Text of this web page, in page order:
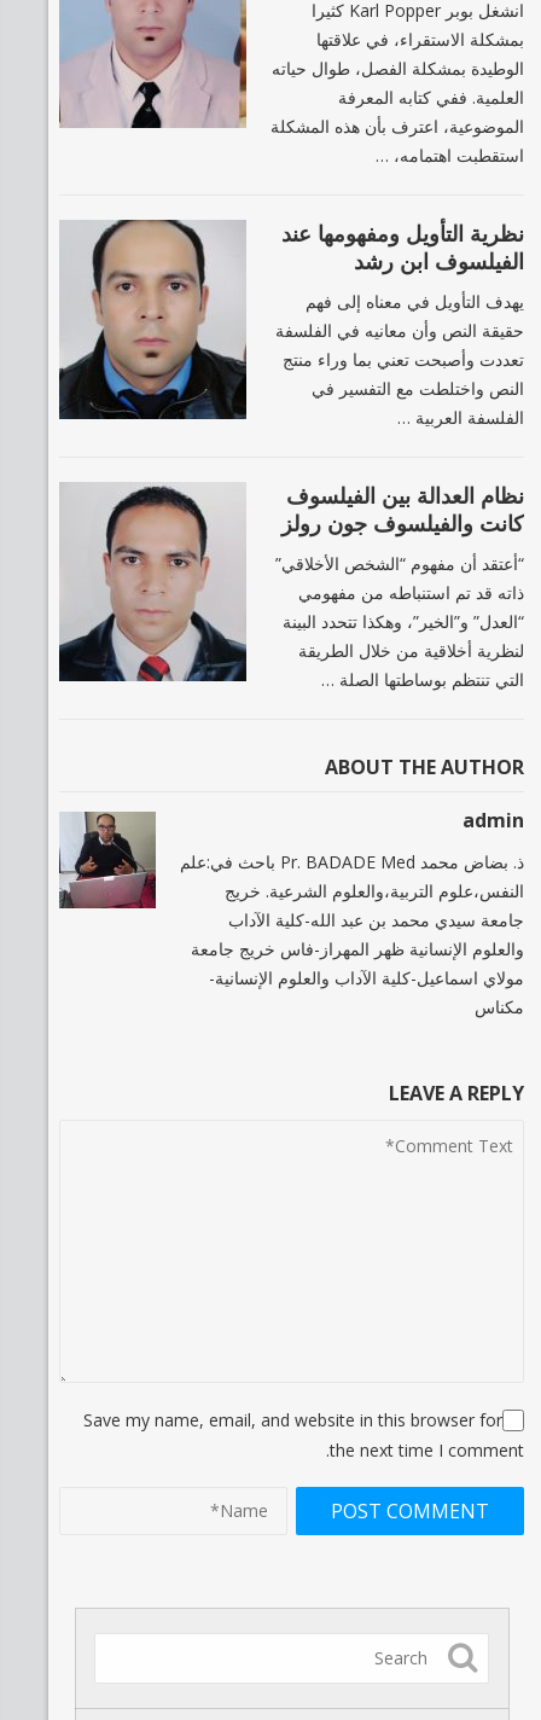
انشغل بوبر Karl Popper كثيرا
بمشكلة الاستقراء، في علاقتها
الوطيدة بمشكلة الفصل، طوال حياته
العلمية. ففي كتابه المعرفة
الموضوعية، اعترف بأن هذه المشكلة
استقطبت اهتمامه، …
نظرية التأويل ومفهومها عند
الفيلسوف ابن رشد
يهدف التأويل في معناه إلى فهم
حقيقة النص وأن معانيه في الفلسفة
تعددت وأصبحت تعني بما وراء منتج
النص واختلطت مع التفسير في
الفلسفة العربية …
نظام العدالة بين الفيلسوف
كانت والفيلسوف جون رولز
“أعتقد أن مفهوم “الشخص الأخلاقي”
ذاته قد تم استنباطه من مفهومي
“العدل” و”الخير”، وهكذا تتحدد البينة
لنظرية أخلاقية من خلال الطريقة
التي تنتظم بوساطتها الصلة …
ABOUT THE AUTHOR
admin
ذ. بضاض محمد Pr. BADADE Med باحث في:علم
النفس،علوم التربية،والعلوم الشرعية. خريج
جامعة سيدي محمد بن عبد الله-كلية الآداب
والعلوم الإنسانية ظهر المهراز-فاس خريج جامعة
مولاي اسماعيل-كلية الآداب والعلوم الإنسانية-
مكناس
LEAVE A REPLY
Save my name, email, and website in this browser for
the next time I comment.